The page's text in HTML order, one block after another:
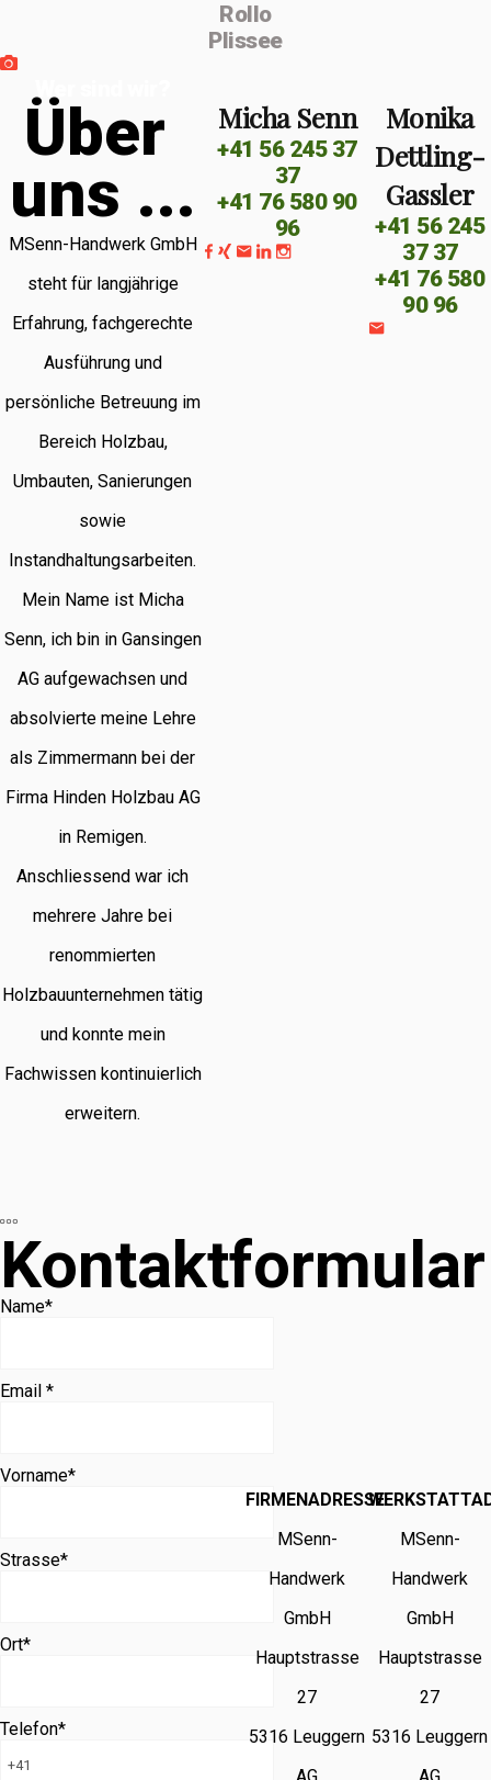
Rollo
Plissee
Über
uns ...
MSenn-Handwerk GmbH
steht für langjährige
Erfahrung, fachgerechte
Ausführung und
persönliche Betreuung im
Bereich Holzbau,
Umbauten, Sanierungen
sowie
Instandhaltungsarbeiten.
Mein Name ist Micha
Senn, ich bin in Gansingen
AG aufgewachsen und
absolvierte meine Lehre
als Zimmermann bei der
Firma Hinden Holzbau AG
in Remigen.
Anschliessend war ich
mehrere Jahre bei
renommierten
Holzbauunternehmen tätig
und konnte mein
Fachwissen kontinuierlich
erweitern.
Micha Senn
+41 56 245 37
37
+41 76 580 90
96
Monika
Dettling-
Gassler
+41 56 245
37 37
+41 76 580
90 96
Kontaktformular
Name*
Email *
Vorname*
Strasse*
Ort*
Telefon*
FIRMENADRESSE
MSenn-
Handwerk
GmbH
Hauptstrasse
27
5316 Leuggern
MSenn-
Handwerk
GmbH
Hauptstrasse
27
5316 Leuggern